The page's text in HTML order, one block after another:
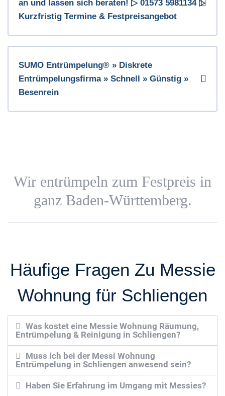
an und lassen sich beraten! ▷ 01573 5981134 ▷
Kurzfristig Termine & Festpreisangebot
SUMO Entrümpelung® » Diskrete
Entrümpelungsfirma » Schnell » Günstig »
Besenrein
Wir entrümpeln zum Festpreis in
ganz Baden-Württemberg.
Häufige Fragen Zu Messie
Wohnung für Schliengen
Was kostet eine Messie Wohnung Räumung,
Entrümpelung & Reinigung in Schliengen?
Muss ich bei der Messi Wohnung
Entrümpelung in Schliengen anwesend sein?
Haben Sie Erfahrung im Umgang mit Messies?